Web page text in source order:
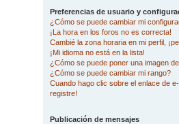
Preferencias de usuario y
¿Cómo se puede cambiar mi
¡La hora en los foros no es correcta!
Cambié la zona horaria en mi perfil,
¡Mi idioma no está en la lista!
¿Cómo se puede poner una imagen
¿Cómo se puede cambiar mi rango?
Cuando hago clic sobre el enlace de
registre!
Publicación de mensajes